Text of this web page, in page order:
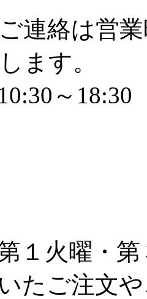
連絡は営
ます。
～18:30
１火曜・第
たご注文